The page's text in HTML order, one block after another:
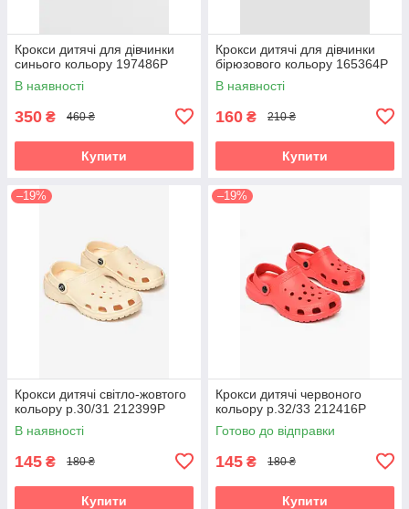
Крокси дитячі для дівчинки
cинього кольору 197486P
В наявності
350 ₴ 460 ₴
Купити
Крокси дитячі для дівчинки
бірюзового кольору 165364P
В наявності
160 ₴ 210 ₴
Купити
–19%
Крокси дитячі світло-жовтого
кольору р.30/31 212399P
В наявності
145 ₴ 180 ₴
Купити
–19%
Крокси дитячі червоного
кольору р.32/33 212416P
Готово до відправки
145 ₴ 180 ₴
Купити